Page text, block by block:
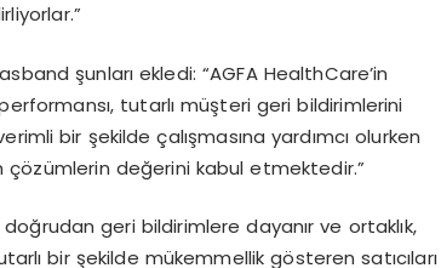
şunları ekledi: “AGFA HealthCare’in
tutarlı müşteri geri bildirimlerini
bir şekilde çalışmasına yardımcı olurken
değerini kabul etmektedir.”
geri bildirimlere dayanır ve ortaklık,
bir şekilde mükemmellik gösteren satıcıları